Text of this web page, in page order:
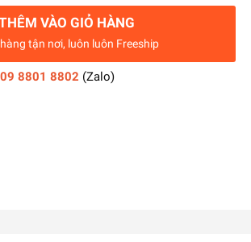
VÀO GIỎ HÀNG
tận nơi, luôn luôn Freeship
09 8801 8802 (Zalo)